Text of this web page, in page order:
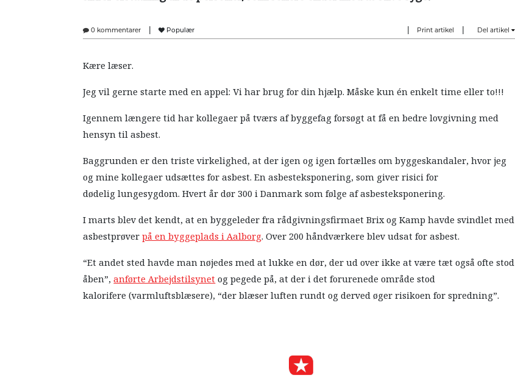
0 kommentarer | Populær | Print artikel | Del artikel
Kære læser.
Jeg vil gerne starte med en appel: Vi har brug for din hjælp. Måske kun én enkelt time eller to!!!
Igennem længere tid har kollegaer på tværs af byggefag forsøgt at få en bedre lovgivning med
hensyn til asbest.
Baggrunden er den triste virkelighed, at der igen og igen fortælles om byggeskandaler, hvor jeg
og mine kollegaer udsættes for asbest. En asbesteksponering, som giver risici for
dødelig lungesygdom. Hvert år dør 300 i Danmark som følge af asbesteksponering.
I marts blev det kendt, at en byggeleder fra rådgivningsfirmaet Brix og Kamp havde svindlet med
asbestprøverpå en byggeplads i Aalborg. Over 200 håndværkere blev udsat for asbest.
“Et andet sted havde man nøjedes med at lukke en dør, der ud over ikke at være tæt også ofte stod
åben”,anførte Arbejdstilsynetog pegede på, at der i det forurenede område stod
kalorifere (varmluftsblæsere), “der blæser luften rundt og derved øger risikoen for spredning”.